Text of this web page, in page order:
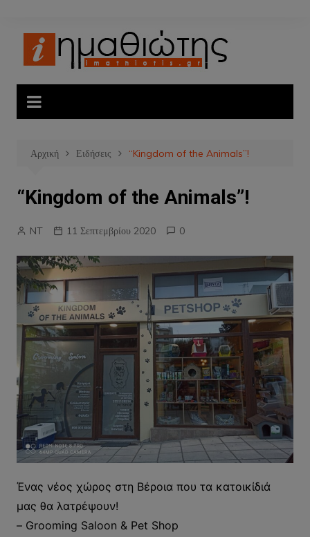
περιεχόμενο
Αρχική Ειδήσεις “Kingdom of the Animals”!
“Kingdom of the Animals”!
NT 11 Σεπτεμβρίου 2020 0
Ένας νέος χώρος στη Βέροια που τα κατοικίδιά
μας θα λατρέψουν!
– Grooming Saloon & Pet Shop